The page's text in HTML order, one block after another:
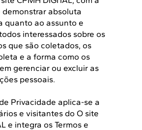
absoluta
quanto ao assunto e
interessados sobre os
que são coletados, os
e a forma como os
gerenciar ou excluir as
pessoais.
Privacidade aplica-se a
e visitantes do O site
e integra os Termos e